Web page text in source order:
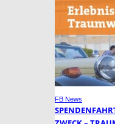
FB News